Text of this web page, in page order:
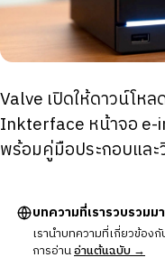
Valve เปิดให้ดาวน์โห
Inkterface หน้าจอ e-
พร้อมคู่มือประกอบและ
บทความที่เรารวบรวม
เรานำบทความที่เกี่ยวข้อง
การอ่านอ่านต้นฉบับ →